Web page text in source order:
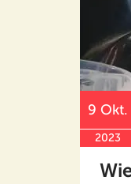
9 Okt.
2023